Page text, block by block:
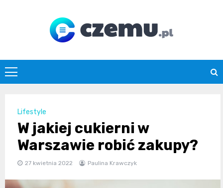
czemu.pl
Lifestyle
W jakiej cukierni w
Warszawie robić zakupy?
27 kwietnia 2022 Paulina Krawczyk